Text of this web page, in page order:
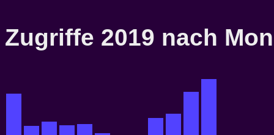
Zugriffe 2019 nach